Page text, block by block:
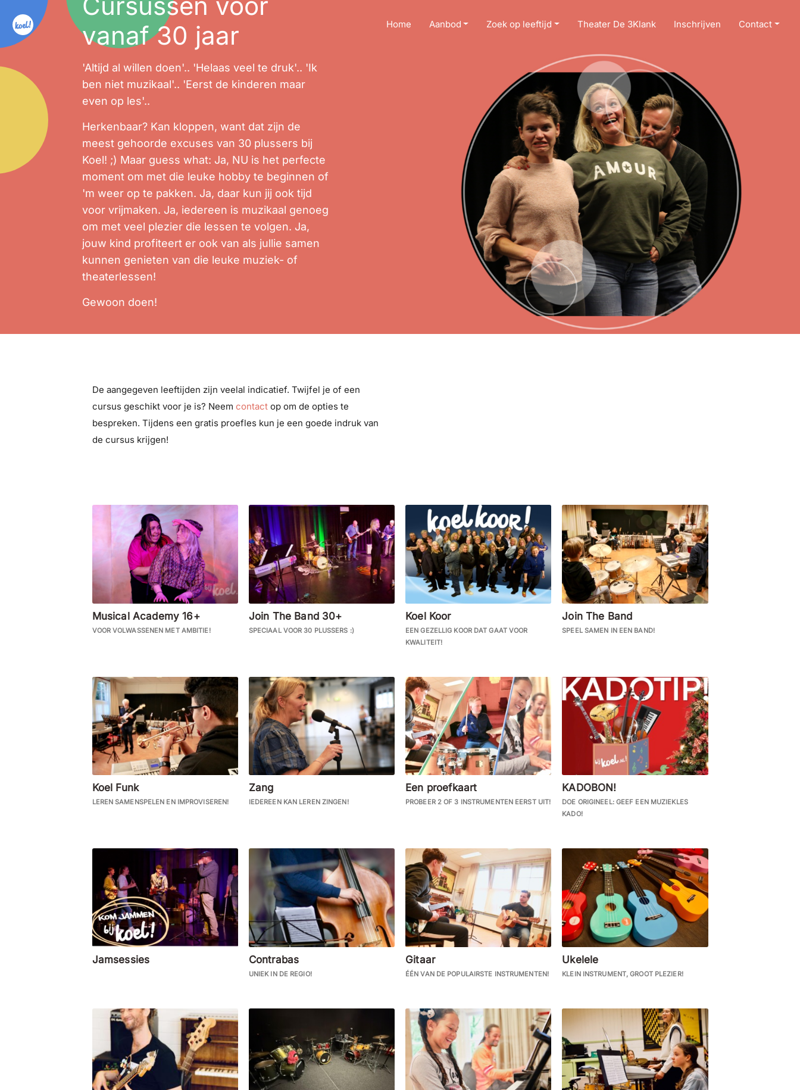
Home Aanbod Zoek op leeftijd Theater De 3Klank Inschrijven Contact
vanaf 30 jaar
'Altijd al willen doen'.. 'Helaas veel te druk'.. 'Ik
ben niet muzikaal'.. 'Eerst de kinderen maar
even op les'..
Herkenbaar? Kan kloppen, want dat zijn de
meest gehoorde excuses van 30 plussers bij
Koel! ;) Maar guess what: Ja, NU is het perfecte
moment om met die leuke hobby te beginnen of
'm weer op te pakken. Ja, daar kun jij ook tijd
voor vrijmaken. Ja, iedereen is muzikaal genoeg
om met veel plezier die lessen te volgen. Ja,
jouw kind profiteert er ook van als jullie samen
kunnen genieten van die leuke muziek- of
theaterlessen!
Gewoon doen!
De aangegeven leeftijden zijn veelal indicatief. Twijfel je of een
cursus geschikt voor je is? Neem contactop om de opties te
bespreken. Tijdens een gratis proefles kun je een goede indruk van
de cursus krijgen!
Musical Academy 16+
VOOR VOLWASSENEN MET AMBITIE!
Join The Band 30+
SPECIAAL VOOR 30 PLUSSERS :)
Koel Koor
EEN GEZELLIG KOOR DAT GAAT VOOR
KWALITEIT!
Join The Band
SPEEL SAMEN IN EEN BAND!
Koel Funk
LEREN SAMENSPELEN EN IMPROVISEREN!
Zang
IEDEREEN KAN LEREN ZINGEN!
Een proefkaart
PROBEER 2 OF 3 INSTRUMENTEN EERST UIT!
KADOBON!
DOE ORIGINEEL: GEEF EEN MUZIEKLES
KADO!
Jamsessies Contrabas
UNIEK IN DE REGIO!
Gitaar
ÉÉN VAN DE POPULAIRSTE INSTRUMENTEN!
Ukelele
KLEIN INSTRUMENT, GROOT PLEZIER!